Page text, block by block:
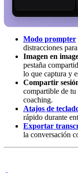
Modo prompter
distracciones
Imagen en
pestaña
lo que captura y
Compartir
compartible de
coaching.
Atajos de
rápido durante
Exportar
la conversación